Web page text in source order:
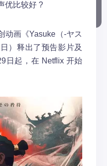
优比较好 ?
动画《Yasuke（-ヤス
）释出了预告影片及
日起，在 Netflix 开始